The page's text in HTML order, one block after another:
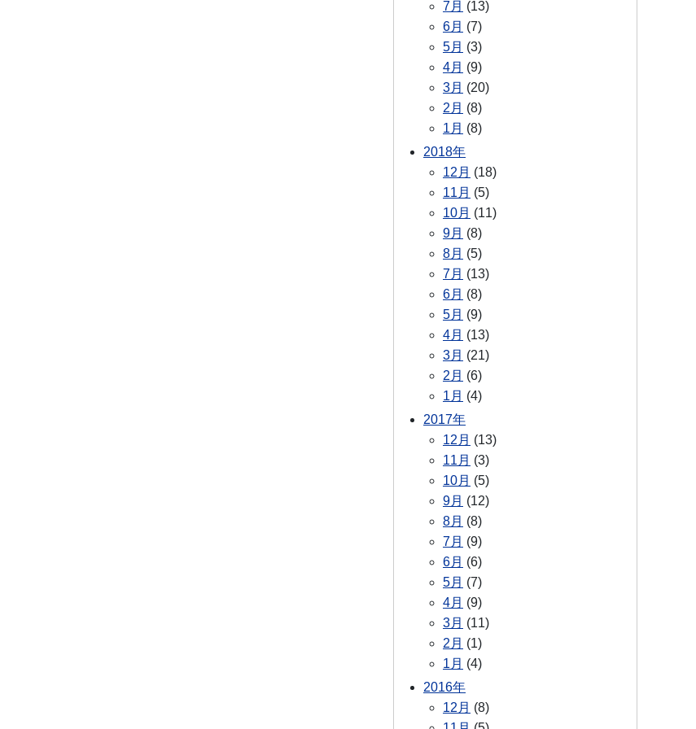
7月 (13)
6月 (7)
5月 (3)
4月 (9)
3月 (20)
2月 (8)
1月 (8)
2018年
12月 (18)
11月 (5)
10月 (11)
9月 (8)
8月 (5)
7月 (13)
6月 (8)
5月 (9)
4月 (13)
3月 (21)
2月 (6)
1月 (4)
2017年
12月 (13)
11月 (3)
10月 (5)
9月 (12)
8月 (8)
7月 (9)
6月 (6)
5月 (7)
4月 (9)
3月 (11)
2月 (1)
1月 (4)
2016年
12月 (8)